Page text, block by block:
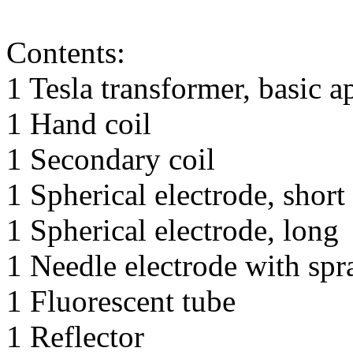
Contents:
1 Tesla transformer, basic
1 Hand coil
1 Secondary coil
1 Spherical electrode, short
1 Spherical electrode, long
1 Needle electrode with
1 Fluorescent tube
1 Reflector